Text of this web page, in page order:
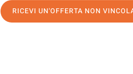
RICEVI UN'OFFERTA NON